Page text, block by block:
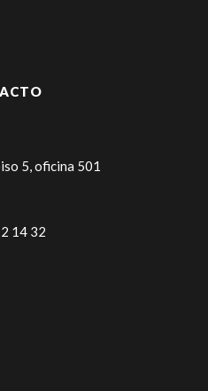
5, oficina 501
14 32